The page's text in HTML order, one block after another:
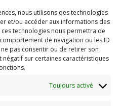
nous utilisons des technologies
et/ou accéder aux informations des
technologies nous permettra de
de navigation ou les ID
pas consentir ou de retirer son
sur certaines caractéristiques
Toujours activé